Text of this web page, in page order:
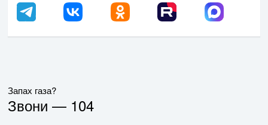
Запах газа?
Звони — 104